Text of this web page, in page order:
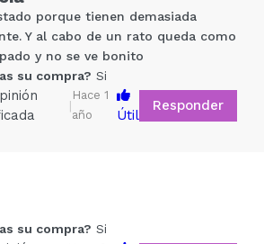
ser el primero. Imagínatelo...
porque tienen demasiada
Y al cabo de un rato queda como
y no se ve bonito
su compra? Si
|
Hace 1
año
Útil
Responder
su compra? Si